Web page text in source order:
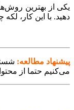
یکی از بهترین
دهید. با این کار،
پیشنهاد مطالعه:
می‌کنیم حتما از